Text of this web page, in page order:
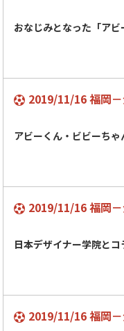
おなじみとなった「ア
2019/11/16 福岡
アビーくん・ビビーち
2019/11/16 福岡
日本デザイナー学院と
2019/11/16 福岡